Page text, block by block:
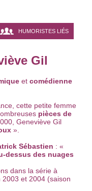
HUMORISTES LIÉS
Gil
et comédienne
cette petite femme
pièces de
Geneviève Gil
».
Sébastien : «
dessus des nuages
dans la série à
2003 et 2004 (saison